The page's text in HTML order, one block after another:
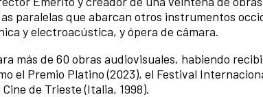
paralelas que abarcan otros instrumentos
y electroacústica, y ópera de cámara.
más de 60 obras audiovisuales, habiendo
el Premio Platino (2023), el Festival
de Trieste (Italia, 1998).